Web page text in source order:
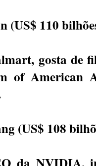
(US$ 110
gosta de
of American
(US$ 108